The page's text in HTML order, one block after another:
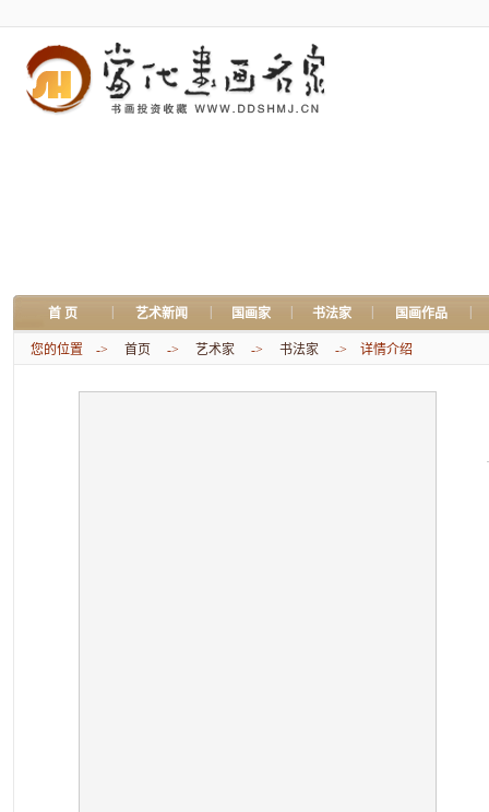
首 页 艺术新闻 国画家 书法家 国画作品
您的位置 -> 首页 -> 艺术家 -> 书法家 -> 详情介绍